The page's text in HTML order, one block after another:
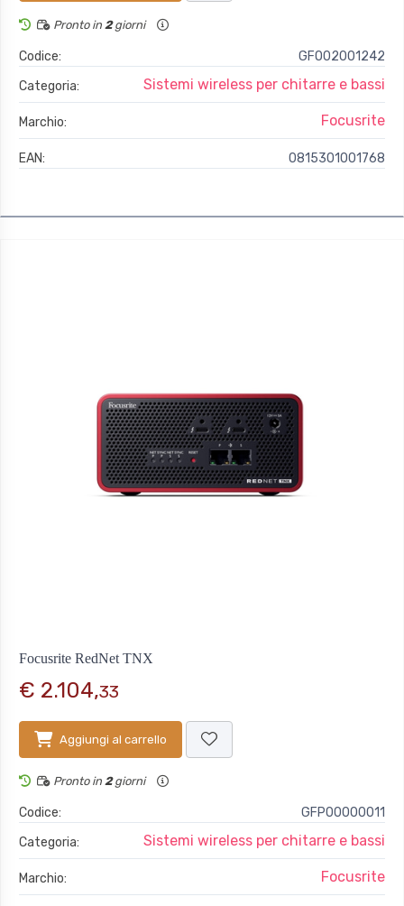
Pronto in 2giorni
Codice:
GFO02001242
Categoria:
Sistemi wireless per chitarre e bassi
Marchio: Focusrite
EAN: 0815301001768
Focusrite RedNet TNX
€ 2.104,33
Aggiungi al carrello
Pronto in 2giorni
Codice:
GFP00000011
Categoria:
Sistemi wireless per chitarre e bassi
Marchio: Focusrite